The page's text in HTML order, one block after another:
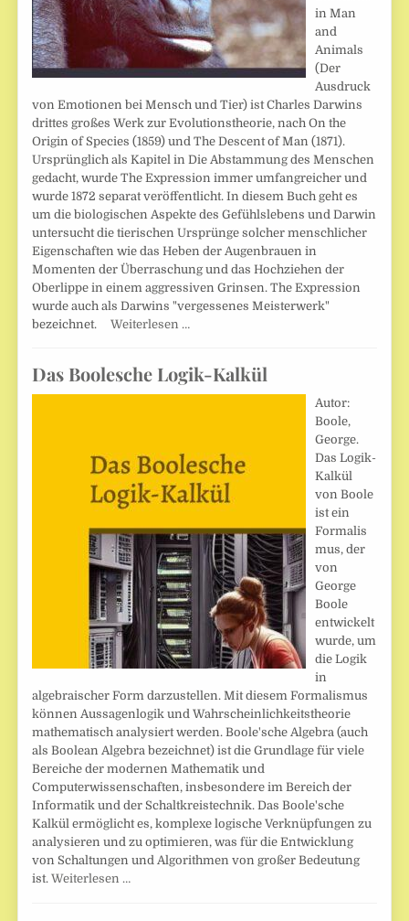
in Man
and
Animals
(Der
Ausdruck
von Emotionen bei Mensch und Tier) ist Charles Darwins
drittes großes Werk zur Evolutionstheorie, nach On the
Origin of Species (1859) und The Descent of Man (1871).
Ursprünglich als Kapitel in Die Abstammung des Menschen
gedacht, wurde The Expression immer umfangreicher und
wurde 1872 separat veröffentlicht. In diesem Buch geht es
um die biologischen Aspekte des Gefühlslebens und Darwin
untersucht die tierischen Ursprünge solcher menschlicher
Eigenschaften wie das Heben der Augenbrauen in
Momenten der Überraschung und das Hochziehen der
Oberlippe in einem aggressiven Grinsen. The Expression
wurde auch als Darwins "vergessenes Meisterwerk"
bezeichnet.Weiterlesen …
Das Boolesche Logik-Kalkül
Autor:
Boole,
George.
Das Logik-
Kalkül
von Boole
ist ein
Formalis
mus, der
von
George
Boole
entwickelt
wurde, um
die Logik
in
algebraischer Form darzustellen. Mit diesem Formalismus
können Aussagenlogik und Wahrscheinlichkeitstheorie
mathematisch analysiert werden. Boole'sche Algebra (auch
als Boolean Algebra bezeichnet) ist die Grundlage für viele
Bereiche der modernen Mathematik und
Computerwissenschaften, insbesondere im Bereich der
Informatik und der Schaltkreistechnik. Das Boole'sche
Kalkül ermöglicht es, komplexe logische Verknüpfungen zu
analysieren und zu optimieren, was für die Entwicklung
von Schaltungen und Algorithmen von großer Bedeutung
ist.Weiterlesen …